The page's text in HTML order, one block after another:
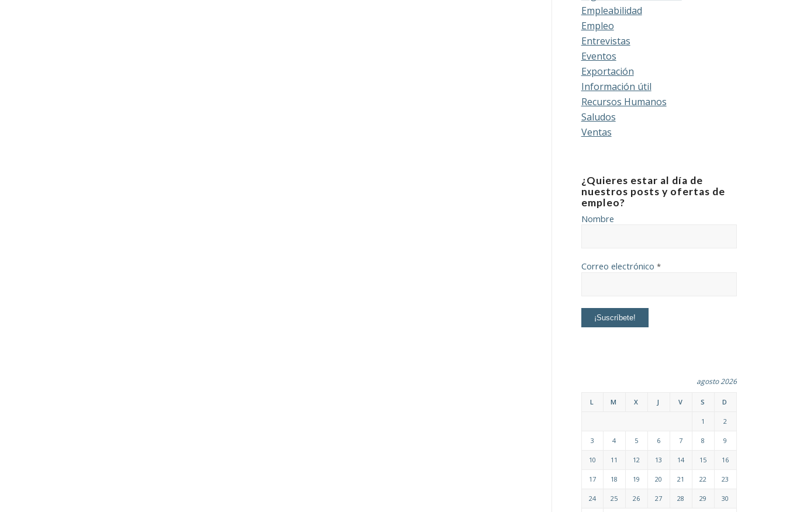
Empleabilidad
Empleo
Entrevistas
Eventos
Exportación
Información útil
Recursos Humanos
Saludos
Ventas
¿Quieres estar al día de
nuestros posts y ofertas de
empleo?
Nombre
Correo electrónico *
agosto 2026
L M X J V S D
1 2
3 4 5 6 7 8 9
10 11 12 13 14 15 16
17 18 19 20 21 22 23
24 25 26 27 28 29 30